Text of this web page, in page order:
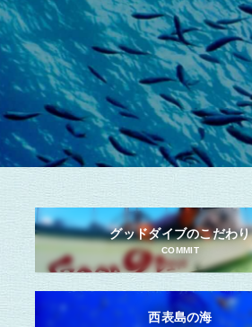
グッドダイブのこだわり
COMMIT
西表島の海